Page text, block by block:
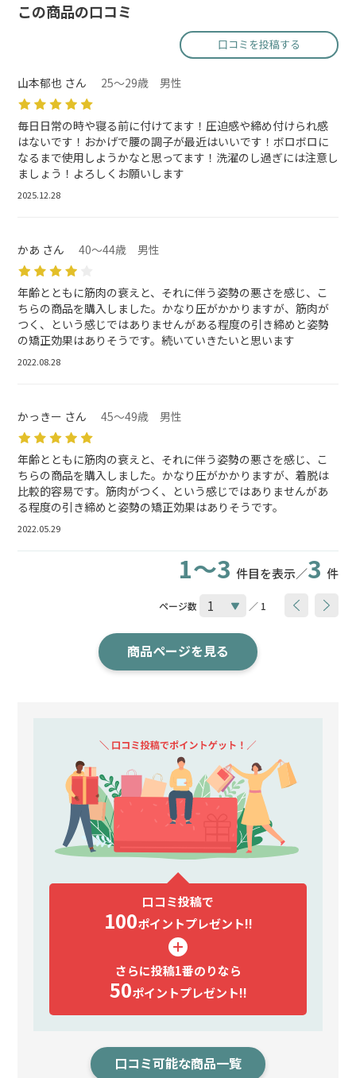
この商品の口コミ
口コミを投稿する
山本郁也 さん 25～29歳 男性
毎日日常の時や寝る前に付けてます！圧迫感や締め付けられ感
はないです！おかげで腰の調子が最近はいいです！ボロボロに
なるまで使用しようかなと思ってます！洗濯のし過ぎには注意し
ましょう！よろしくお願いします
2025.12.28
かあ さん 40～44歳 男性
年齢とともに筋肉の衰えと、それに伴う姿勢の悪さを感じ、こ
ちらの商品を購入しました。かなり圧がかかりますが、筋肉が
つく、という感じではありませんがある程度の引き締めと姿勢
の矯正効果はありそうです。続いていきたいと思います
2022.08.28
かっきー さん 45～49歳 男性
年齢とともに筋肉の衰えと、それに伴う姿勢の悪さを感じ、こ
ちらの商品を購入しました。かなり圧がかかりますが、着脱は
比較的容易です。筋肉がつく、という感じではありませんがあ
る程度の引き締めと姿勢の矯正効果はありそうです。
2022.05.29
1～3 件目を表示／3 件
ページ数 ／ 1
商品ページを見る
口コミ投稿で
100ポイントプレゼント!!
さらに投稿1番のりなら
50ポイントプレゼント!!
口コミ可能な商品一覧